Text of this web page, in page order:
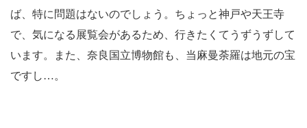
ば、特に問題はないのでしょう。ちょっと神戸や天王寺
で、気になる展覧会があるため、行きたくてうずうずして
います。また、奈良国立博物館も、当麻曼荼羅は地元の宝
ですし…。